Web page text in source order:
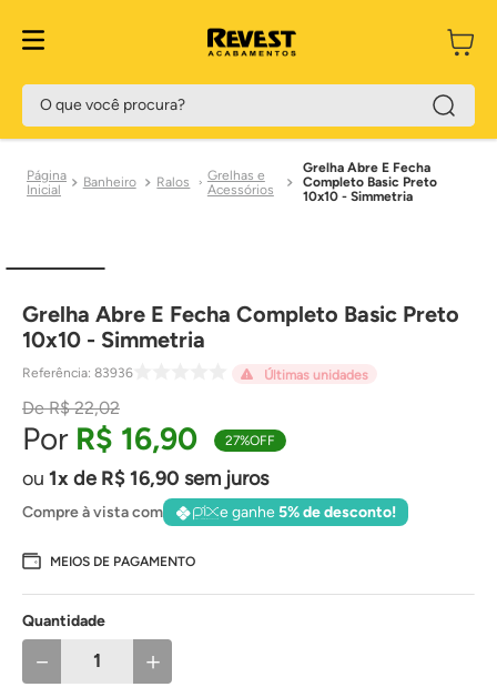
O que você procura?
Banheiro Ralos
Grelhas e
Acessórios
Grelha Abre E Fecha
Completo Basic Preto
10x10 - Simmetria
Grelha Abre E Fecha Completo Basic Preto
10x10 - Simmetria
Referência: 83936 Últimas unidades
R$ 22,02
R$ 16,90 27%OFF
1 de R$16,90 sem juros
Compre à vista com e ganhe5% de desconto!
MEIOS DE PAGAMENTO
Quantidade
＋
－